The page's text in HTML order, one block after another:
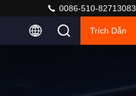
0086-510-82713083
Trích Dẫn